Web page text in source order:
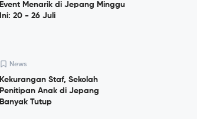
Event Menarik di Jepang Minggu
Ini: 20 - 26 Juli
News
Kekurangan Staf, Sekolah
Penitipan Anak di Jepang
Banyak Tutup